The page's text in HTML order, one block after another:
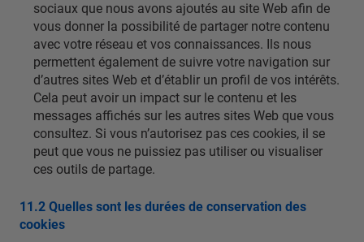
sociaux que nous avons ajoutés au site Web afin de
vous donner la possibilité de partager notre contenu
avec votre réseau et vos connaissances. Ils nous
permettent également de suivre votre navigation sur
d’autres sites Web et d’établir un profil de vos intérêts.
Cela peut avoir un impact sur le contenu et les
messages affichés sur les autres sites Web que vous
consultez. Si vous n’autorisez pas ces cookies, il se
peut que vous ne puissiez pas utiliser ou visualiser
ces outils de partage.
11.2 Quelles sont les durées de conservation des
cookies